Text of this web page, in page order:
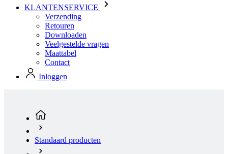
Maattabel
Contact
Inloggen
Heren
Fietsen